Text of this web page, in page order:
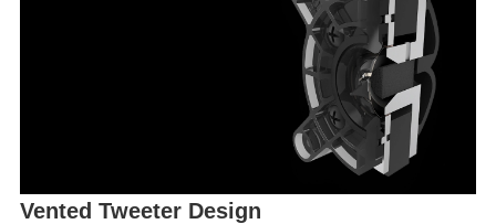
Vented Tweeter Design